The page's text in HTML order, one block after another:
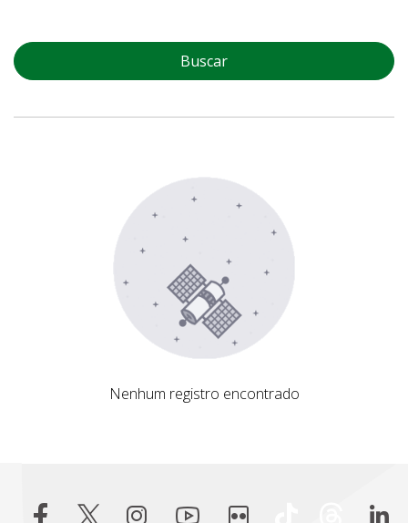
Buscar
Nenhum registro encontrado
Nenhum registro encontrado